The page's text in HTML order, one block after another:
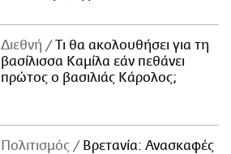
Διεθνή
Τι θα ακολουθήσει για τη
βασίλισσα Καμίλα εάν πεθάνει
πρώτος ο βασιλιάς Κάρολος;
Πολιτισμός
Βρετανία: Ανασκαφές